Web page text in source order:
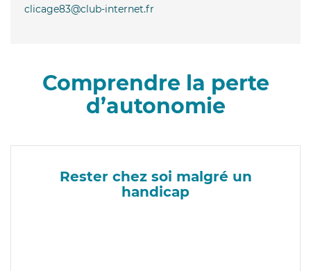
clicage83@club-internet.fr
Comprendre la perte
d’autonomie
Rester chez soi malgré un
handicap